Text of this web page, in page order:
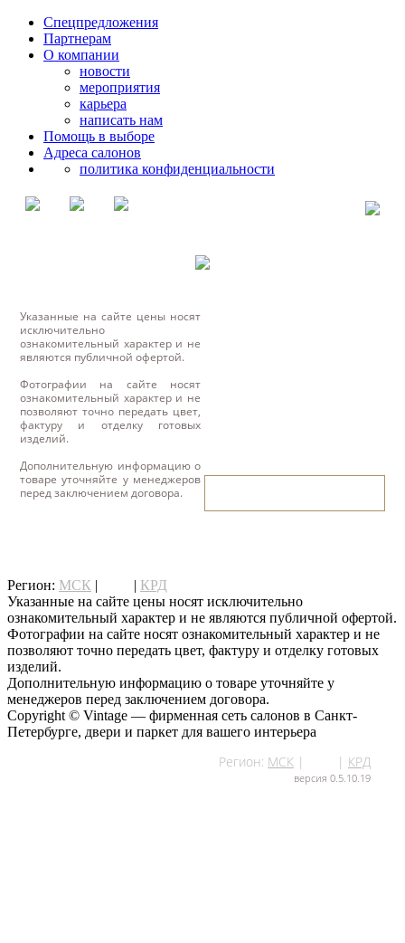
Спецпредложения
Партнерам
О компании
новости
мероприятия
карьера
написать нам
Помощь в выборе
Адреса салонов
политика конфиденциальности
Указанные на сайте цены носят
исключительно
ознакомительный характер и не
являются публичной офертой.
Фотографии на сайте носят
ознакомительный характер и не
позволяют точно передать цвет,
фактуру и отделку готовых
изделий.
Дополнительную информацию о
товаре уточняйте у менеджеров
перед заключением договора.
Регион: МСК | | КРД
Указанные на сайте цены носят исключительно
ознакомительный характер и не являются публичной офертой.
Фотографии на сайте носят ознакомительный характер и не
позволяют точно передать цвет, фактуру и отделку готовых
изделий.
Дополнительную информацию о товаре уточняйте у
менеджеров перед заключением договора.
Copyright © Vintage — фирменная сеть салонов в Санкт-
Петербурге, двери и паркет для вашего интерьера
Регион: МСК | | КРД
версия 0.5.10.19